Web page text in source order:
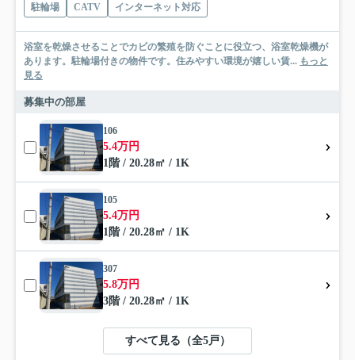
駐輪場 CATV インターネット対応
浴室を乾燥させることでカビの繁殖を防ぐことに役立つ、浴室乾燥機が
あります。駐輪場付きの物件です。住みやすい環境が嬉しい賃... もっと
見る
募集中の部屋
106
5.4万円
1階 / 20.28㎡ / 1K
105
5.4万円
1階 / 20.28㎡ / 1K
307
5.8万円
3階 / 20.28㎡ / 1K
すべて見る（全5戸）